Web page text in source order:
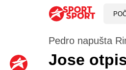
Pedro napušta
Jose